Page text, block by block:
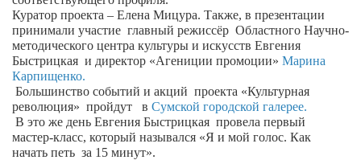
Сергей Шепилов
Актёры
Валентин Бурый
Артём Мяус
Александра Сокол
Барды
Куратор проекта – Елена Мицура. Также, в презентации
принимали участие главный режиссёр Областного Научно-
методического центра культуры и искусств Евгения
Быстрицкая и директор «Агениции промоции» Марина
Карпищенко.
Большинство событий и акций проекта «Культурная
революция» пройдут в Сумской городской галерее.
В это же день Евгения Быстрицкая провела первый
мастер-класс, который назывался «Я и мой голос. Как
начать петь за 15 минут».